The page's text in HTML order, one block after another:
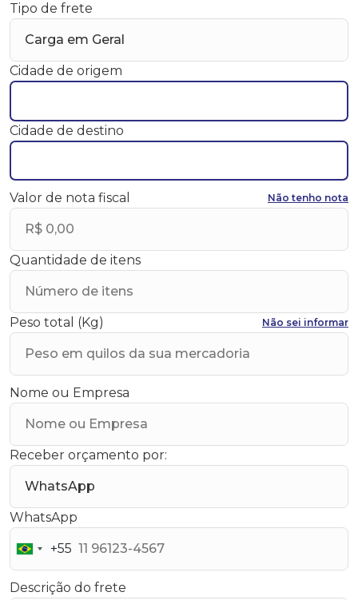
Tipo de frete
Cidade de origem
Cidade de destino
Valor de nota fiscal Não tenho nota
Quantidade de itens
Peso total (Kg) Não sei informar
Nome ou Empresa
Receber orçamento por:
WhatsApp
Brazil
+55
+55
Descrição do frete